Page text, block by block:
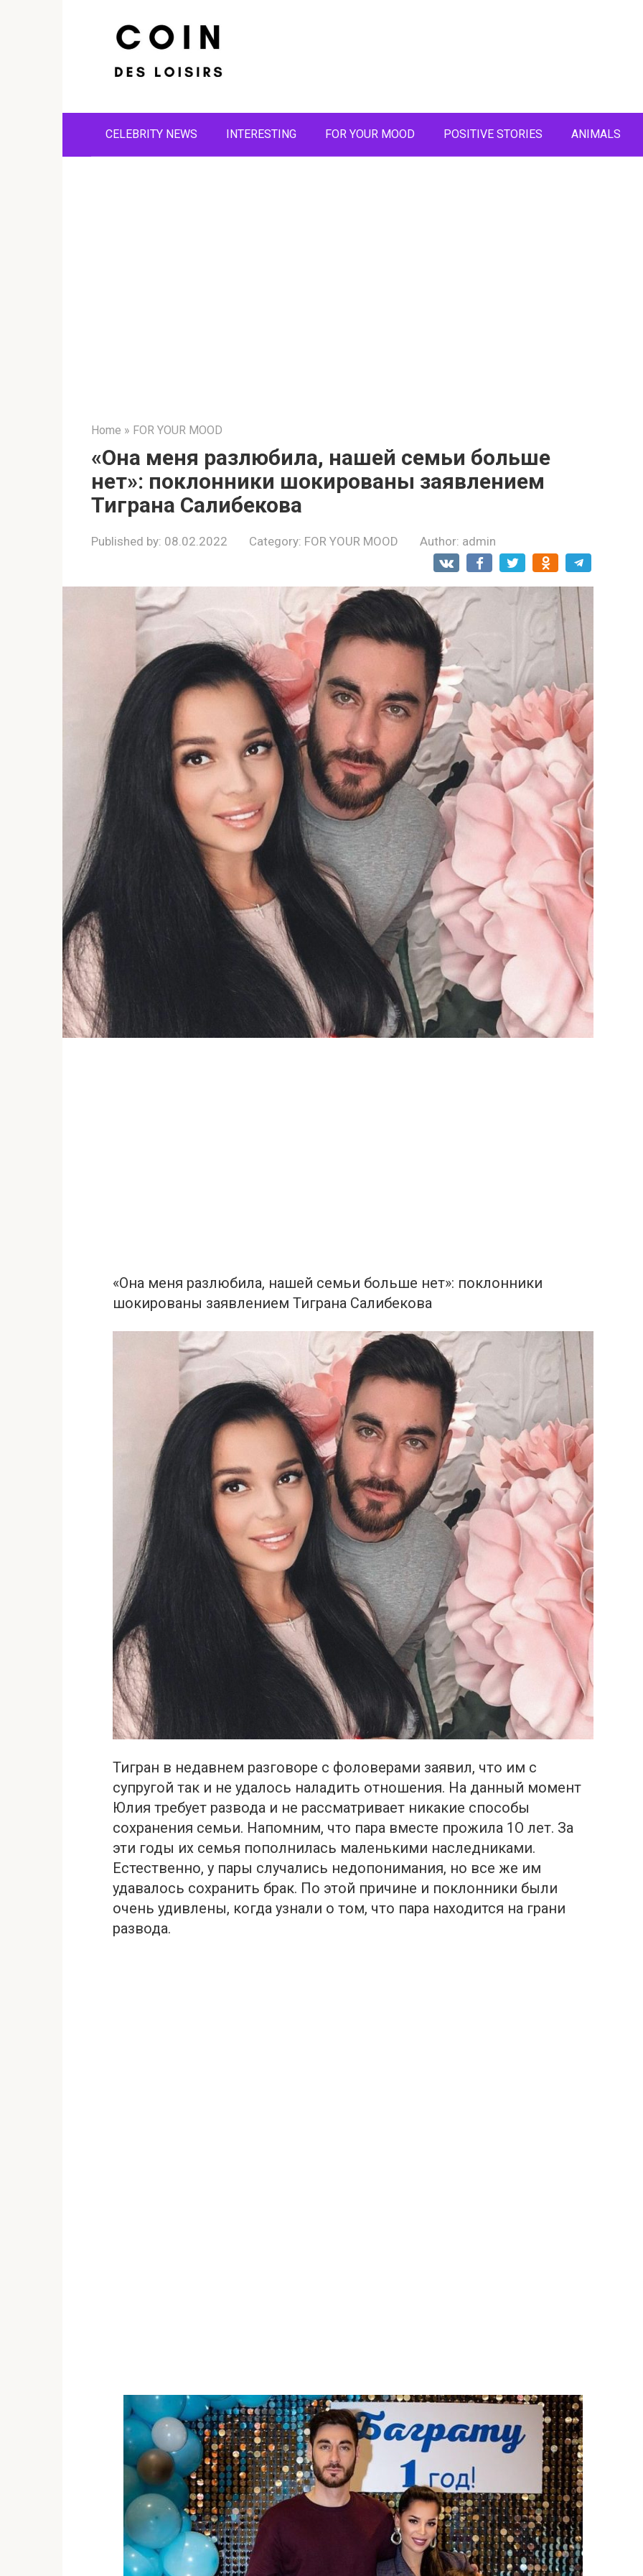
CELEBRITY NEWS INTERESTING FOR YOUR MOOD POSITIVE STORIES ANIMALS
Home » FOR YOUR MOOD
«Она меня разлюбила, нашей семьи больше
нет»: поклонники шокированы заявлением
Тиграна Салибекова
Published by: 08.02.2022 Category: FOR YOUR MOOD Author: admin
«Она меня разлюбила, нашей семьи больше нет»: поклонники
шокированы заявлением Тиграна Салибекова
Тигран в недавнем разговоре с фоловерами заявил, что им с
супругой так и не удалось наладить отношения. На данный момент
Юлия требует развода и не рассматривает никакие способы
сохранения семьи. Напомним, что пара вместе прожила 1О лет. За
эти годы их семья пополнилась маленькими наследниками.
Естественно, у пары случались недопонимания, но все же им
удавалось сохранить брак. По этой причине и поклонники были
очень удивлены, когда узнали о том, что пара находится на грани
развода.